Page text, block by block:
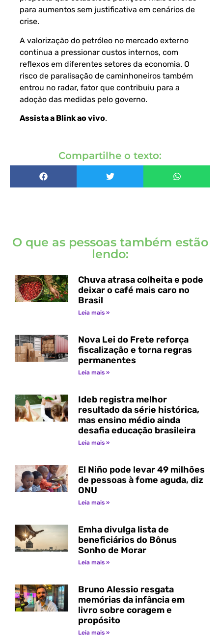
para aumentos sem justificativa em cenários de
crise.
A valorização do petróleo no mercado externo
continua a pressionar custos internos, com
reflexos em diferentes setores da economia. O
risco de paralisação de caminhoneiros também
entrou no radar, fator que contribuiu para a
adoção das medidas pelo governo.
Assista a Blink ao vivo.
Compartilhe o texto:
O que as pessoas também estão
lendo:
Chuva atrasa colheita e pode
deixar o café mais caro no
Brasil
Leia mais »
Nova Lei do Frete reforça
fiscalização e torna regras
permanentes
Leia mais »
Ideb registra melhor
resultado da série histórica,
mas ensino médio ainda
desafia educação brasileira
Leia mais »
El Niño pode levar 49 milhões
de pessoas à fome aguda, diz
ONU
Leia mais »
Emha divulga lista de
beneficiários do Bônus
Sonho de Morar
Leia mais »
Bruno Alessio resgata
memórias da infância em
livro sobre coragem e
propósito
Leia mais »